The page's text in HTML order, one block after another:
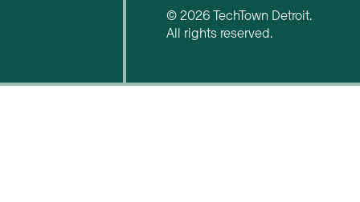
© 2026 TechTown Detroit.
All rights reserved.